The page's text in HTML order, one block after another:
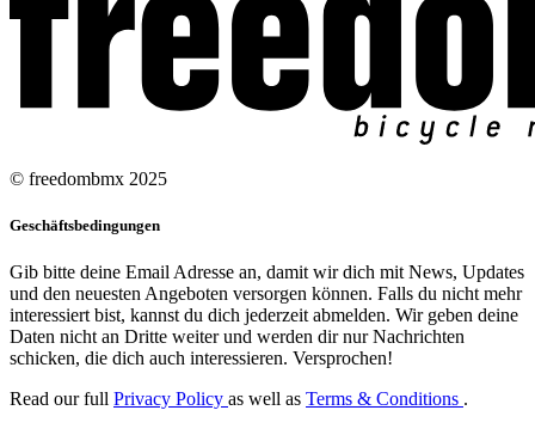
© freedombmx 2025
Geschäftsbedingungen
Gib bitte deine Email Adresse an, damit wir dich mit News, Updates
und den neuesten Angeboten versorgen können. Falls du nicht mehr
interessiert bist, kannst du dich jederzeit abmelden. Wir geben deine
Daten nicht an Dritte weiter und werden dir nur Nachrichten
schicken, die dich auch interessieren. Versprochen!
Read our full Privacy Policy as well as Terms & Conditions .